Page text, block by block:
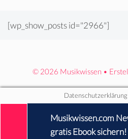
[wp_show_posts id="2966"]
© 2026 Musikwissen •
Musikwissen.com
gratis Ebook sichern!